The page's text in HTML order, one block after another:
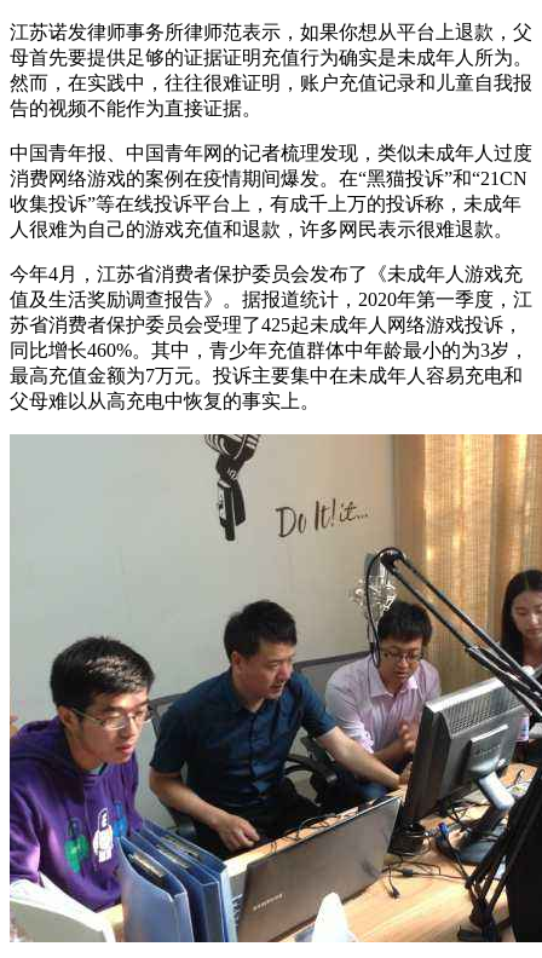
江苏诺发律师事务所律师范表示，如果你想从平台上退款，父
母首先要提供足够的证据证明充值行为确实是未成年人所为。
然而，在实践中，往往很难证明，账户充值记录和儿童自我报
告的视频不能作为直接证据。
中国青年报、中国青年网的记者梳理发现，类似未成年人过度
消费网络游戏的案例在疫情期间爆发。在“黑猫投诉”和“21CN
收集投诉”等在线投诉平台上，有成千上万的投诉称，未成年
人很难为自己的游戏充值和退款，许多网民表示很难退款。
今年4月，江苏省消费者保护委员会发布了《未成年人游戏充
值及生活奖励调查报告》。据报道统计，2020年第一季度，江
苏省消费者保护委员会受理了425起未成年人网络游戏投诉，
同比增长460%。其中，青少年充值群体中年龄最小的为3岁，
最高充值金额为7万元。投诉主要集中在未成年人容易充电和
父母难以从高充电中恢复的事实上。